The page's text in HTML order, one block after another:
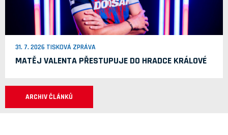
31. 7. 2026 TISKOVÁ ZPRÁVA
MATĚJ VALENTA PŘESTUPUJE DO HRADCE KRÁLOVÉ
ARCHIV ČLÁNKŮ